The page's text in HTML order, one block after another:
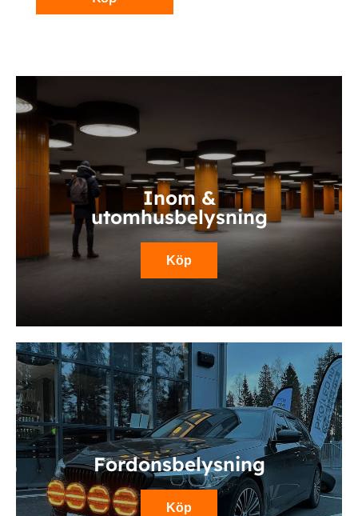
Fordonsbelysning
Köp
Inom &
utomhusbelysning
Köp